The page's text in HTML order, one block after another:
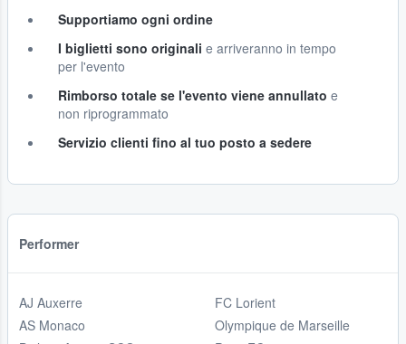
Supportiamo ogni ordine
I biglietti sono originali e arriveranno in tempo
per l'evento
Rimborso totale se l'evento viene annullato e
non riprogrammato
Servizio clienti fino al tuo posto a sedere
Performer
AJ Auxerre
AS Monaco
FC Lorient
Olympique de Marseille